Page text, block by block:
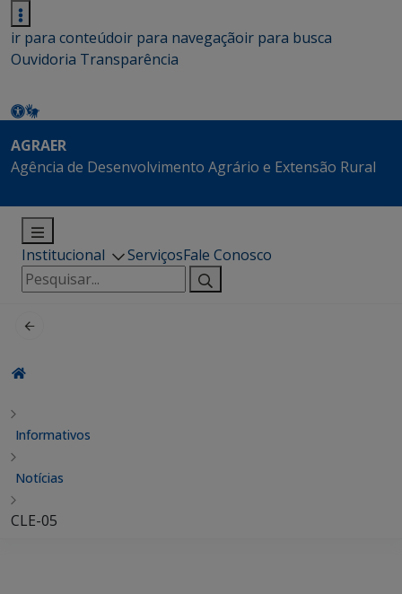
ir para conteúdoir para navegaçãoir para busca
Ouvidoria Transparência
AGRAER
Agência de Desenvolvimento Agrário e Extensão Rural
Institucional ServiçosFale Conosco
Pesquisar
por:
Informativos
Notícias
CLE-05